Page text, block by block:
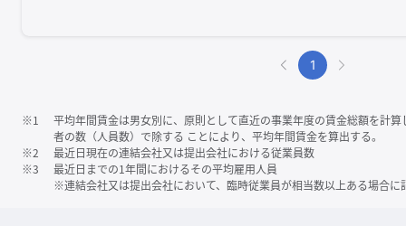
1
※1
平均年間賃金は男女別に、原則として直近の事業年度の賃金総額を計
者の数（人員数）で除する ことにより、平均年間賃金を算出する。
※2
最近日現在の連結会社又は提出会社における従業員数
※3
最近日までの1年間におけるその平均雇用人員
※連結会社又は提出会社において、臨時従業員が相当数以上ある場合に